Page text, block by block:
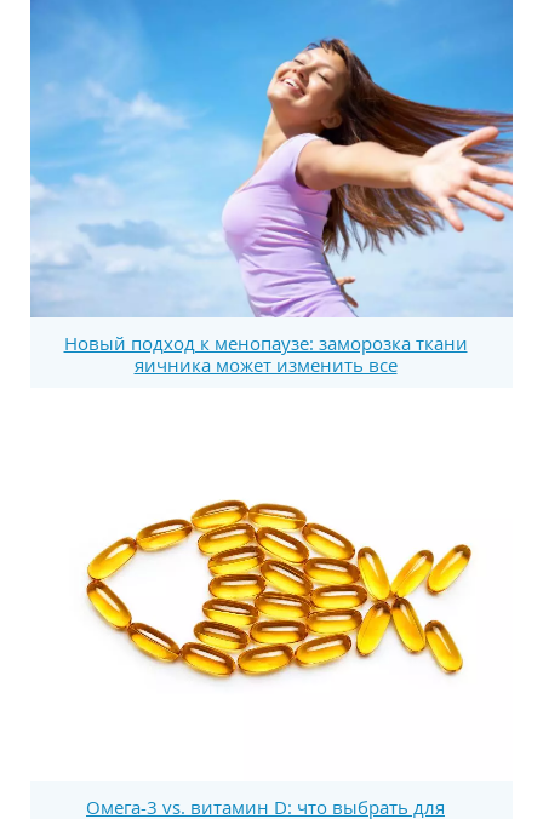
Новый подход к менопаузе: заморозка ткани
яичника может изменить все
Омега-3 vs. витамин D: что выбрать для